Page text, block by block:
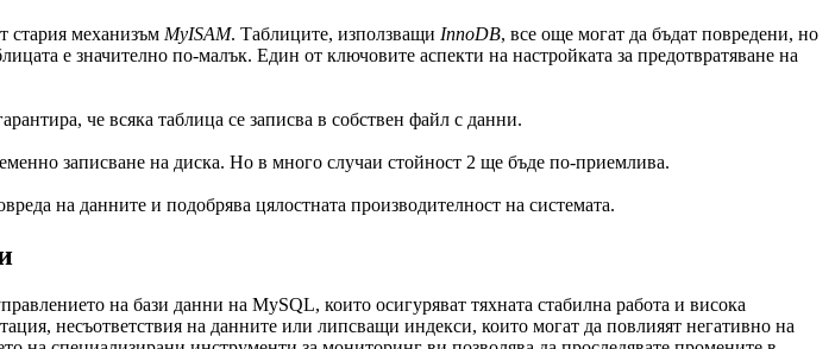
стария механизъм MyISAM. Таблиците, използващи InnoDB, все още могат да бъдат повредени, но
е значително по-малък. Един от ключовите аспекти на настройката за предотвратяване на
че всяка таблица се записва в собствен файл с данни.
записване на диска. Но в много случаи стойност 2 ще бъде по-приемлива.
на данните и подобрява цялостната производителност на системата.
на бази данни на MySQL, които осигуряват тяхната стабилна работа и висока
несъответствия на данните или липсващи индекси, които могат да повлияят негативно на